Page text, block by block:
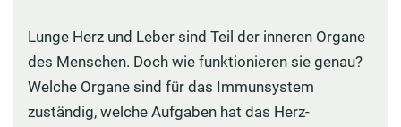
Lunge Herz und Leber sind Teil der inneren Organe
des Menschen. Doch wie funktionieren sie genau?
Welche Organe sind für das Immunsystem
zuständig, welche Aufgaben hat das Herz-